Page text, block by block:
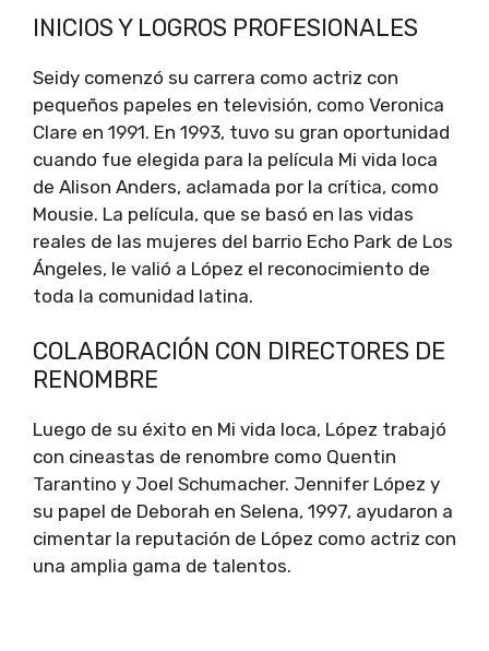
INICIOS Y LOGROS PROFESIONALES
Seidy comenzó su carrera como actriz con
pequeños papeles en televisión, como Veronica
Clare en 1991. En 1993, tuvo su gran oportunidad
cuando fue elegida para la película Mi vida loca
de Alison Anders, aclamada por la crítica, como
Mousie. La película, que se basó en las vidas
reales de las mujeres del barrio Echo Park de Los
Ángeles, le valió a López el reconocimiento de
toda la comunidad latina.
COLABORACIÓN CON DIRECTORES DE
RENOMBRE
Luego de su éxito en Mi vida loca, López trabajó
con cineastas de renombre como Quentin
Tarantino y Joel Schumacher. Jennifer López y
su papel de Deborah en Selena, 1997, ayudaron a
cimentar la reputación de López como actriz con
una amplia gama de talentos.